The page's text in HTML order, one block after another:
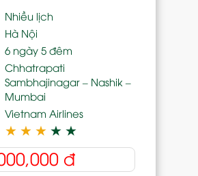
Nhiều lịch
Hà Nội
6 ngày 5 đêm
Chhatrapati
Sambhajinagar – Nashik –
Mumbai
Vietnam Airlines
★ ★ ★ ★ ★
đ